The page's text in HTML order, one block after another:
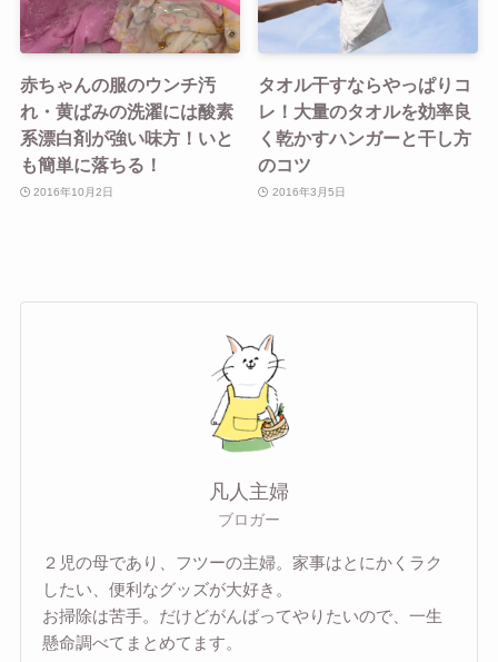
赤ちゃんの服のウンチ汚
れ・黄ばみの洗濯には酸素
系漂白剤が強い味方！いと
も簡単に落ちる！
2016年10月2日
タオル干すならやっぱりコ
レ！大量のタオルを効率良
く乾かすハンガーと干し方
のコツ
2016年3月5日
凡人主婦
ブロガー
２児の母であり、フツーの主婦。家事はとにかくラク
したい、便利なグッズが大好き。
お掃除は苦手。だけどがんばってやりたいので、一生
懸命調べてまとめてます。